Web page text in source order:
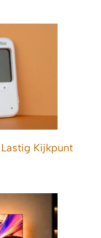
Kijkpunt